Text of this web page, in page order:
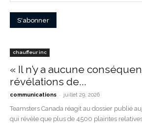
chauffeur inc
« Il n’y a aucune
révélations de...
communications - juillet 29, 2026
Teamsters Canada réagit au dossier publié
qui révèle que plus de 4500 plaintes